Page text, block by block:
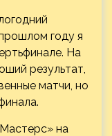
году я
На
результат,
матчи, но
на